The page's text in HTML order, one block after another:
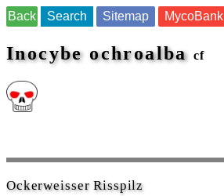
Back Search Sitemap MycoBank
Inocybe ochroalbacf
Ockerweisser Risspilz